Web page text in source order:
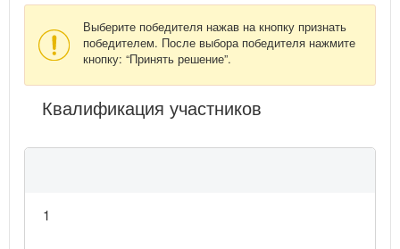
Выберите победителя нажав на кнопку признать
победителем. После выбора победителя нажмите
кнопку: “Принять решение”.
Квалификация участников
1